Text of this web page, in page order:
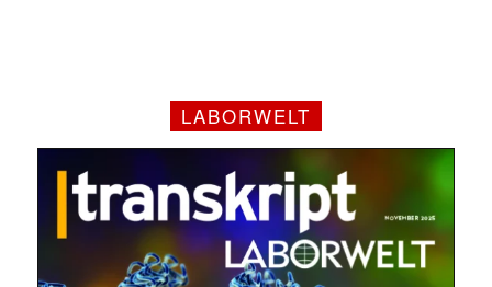
LABORWELT